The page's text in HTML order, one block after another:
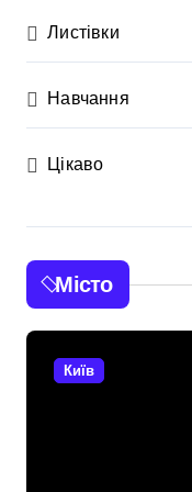
Листівки
Навчання
Цікаво
Місто
Київ